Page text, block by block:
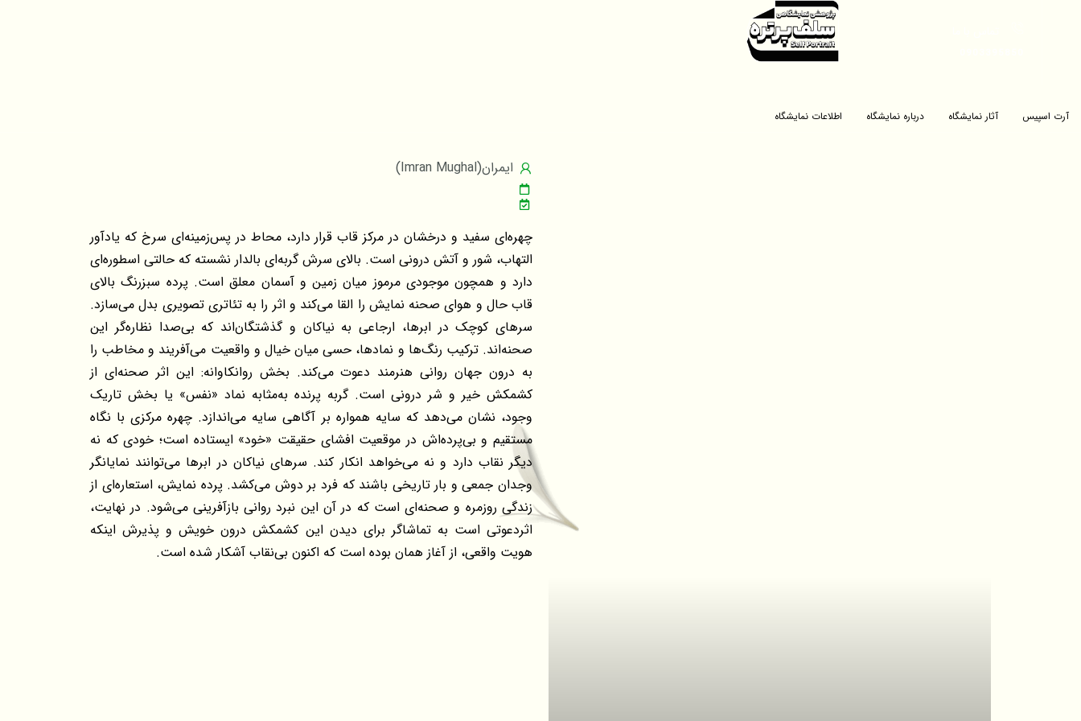
آرت اسپیس آثار نمایشگاه درباره نمایشگاه اطلاعات نمایشگاه
ایمران(Imran Mughal)
چهره‌ای سفید و درخشان در مرکز قاب قرار دارد، محاط در پس‌زمینه‌ای سرخ که یادآور
التهاب، شور و آتش درونی است. بالای سرش گربه‌ای بالدار نشسته که حالتی اسطوره‌ای
دارد و همچون موجودی مرموز میان زمین و آسمان معلق است. پرده سبزرنگ بالای
قاب حال و هوای صحنه نمایش را القا می‌کند و اثر را به تئاتری تصویری بدل می‌سازد.
سرهای کوچک در ابرها، ارجاعی به نیاکان و گذشتگان‌اند که بی‌صدا نظاره‌گر این
صحنه‌اند. ترکیب رنگ‌ها و نمادها، حسی میان خیال و واقعیت می‌آفریند و مخاطب را
به درون جهان روانی هنرمند دعوت می‌کند. بخش روانکاوانه: این اثر صحنه‌ای از
کشمکش خیر و شر درونی است. گربه پرنده به‌مثابه نماد «نفس» یا بخش تاریک
وجود، نشان می‌دهد که سایه همواره بر آگاهی سایه می‌اندازد. چهره مرکزی با نگاه
مستقیم و بی‌پرده‌اش در موقعیت افشای حقیقت «خود» ایستاده است؛ خودی که نه
دیگر نقاب دارد و نه می‌خواهد انکار کند. سرهای نیاکان در ابرها می‌توانند نمایانگر
وجدان جمعی و بار تاریخی باشند که فرد بر دوش می‌کشد. پرده نمایش، استعاره‌ای از
زندگی روزمره و صحنه‌ای است که در آن این نبرد روانی بازآفرینی می‌شود. در نهایت،
اثردعوتی است به تماشاگر برای دیدن این کشمکش درون خویش و پذیرش اینکه
هویت واقعی، از آغاز همان بوده است که اکنون بی‌نقاب آشکار شده است.